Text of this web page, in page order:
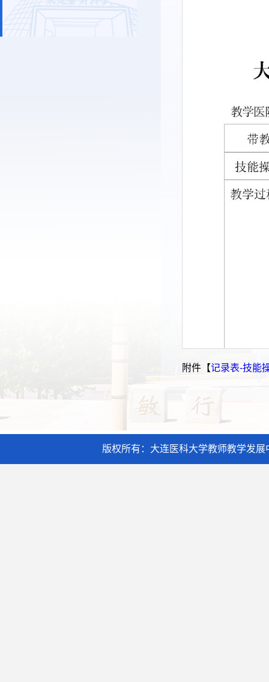
附件【记录表-技能
版权所有：大连医科大学教师教学发